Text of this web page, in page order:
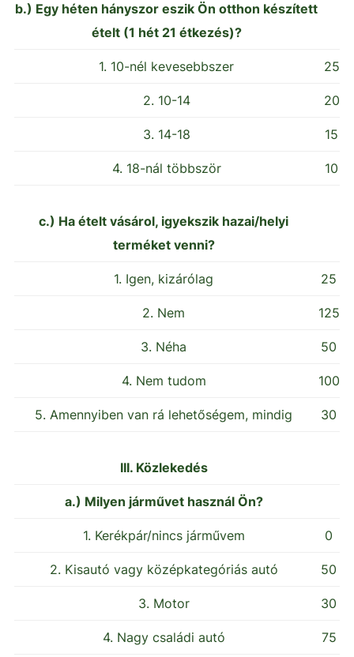
b.) Egy héten hányszor eszik Ön otthon készített
ételt (1 hét 21 étkezés)?
1. 10-nél kevesebbszer 25
2. 10-14 20
3. 14-18 15
4. 18-nál többször 10
c.) Ha ételt vásárol, igyekszik hazai/helyi
terméket venni?
1. Igen, kizárólag 25
2. Nem 125
3. Néha 50
4. Nem tudom 100
5. Amennyiben van rá lehetőségem, mindig 30
III. Közlekedés
a.) Milyen járművet használ Ön?
1. Kerékpár/nincs járművem 0
2. Kisautó vagy középkategóriás autó 50
3. Motor 30
4. Nagy családi autó 75